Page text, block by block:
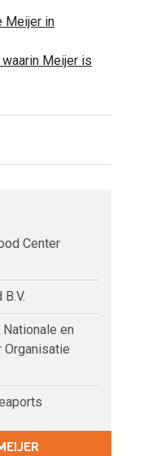
Meijer in
Meijer is
Center
en
Organisatie